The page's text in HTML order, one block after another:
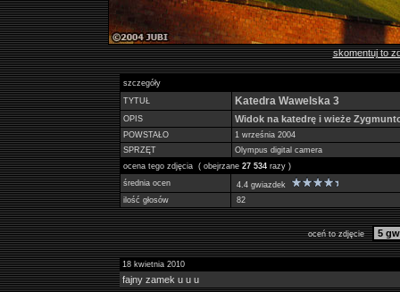
skomentuj to
szczegóły
TYTUŁ
Katedra Wawelska 3
OPIS Widok na katedrę i wieże
POWSTAŁO
1 września 2004
SPRZĘT
Olympus digital camera
ocena tego zdjęcia ( obejrzane 27 534razy )
średnia ocen
4.4 gwiazdek
ilość głosów
82
oceń to zdjęcie
18 kwietnia 2010
fajny zamek u u u